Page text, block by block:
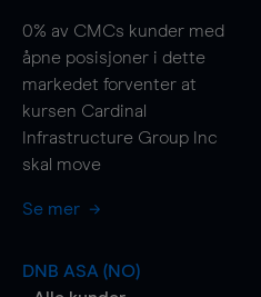
0% av CMCs kunder med
åpne posisjoner i dette
markedet forventer at
kursen Cardinal
Infrastructure Group Inc
skal move
Se mer
DNB ASA (NO)